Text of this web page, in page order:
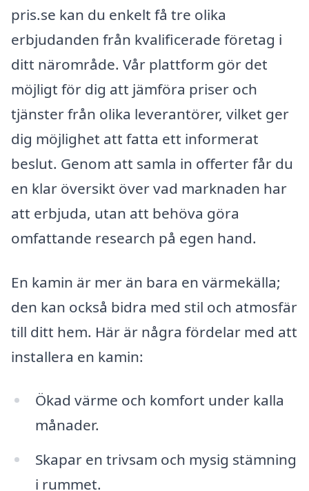
pris.se kan du enkelt få tre olika
erbjudanden från kvalificerade företag i
ditt närområde. Vår plattform gör det
möjligt för dig att jämföra priser och
tjänster från olika leverantörer, vilket ger
dig möjlighet att fatta ett informerat
beslut. Genom att samla in offerter får du
en klar översikt över vad marknaden har
att erbjuda, utan att behöva göra
omfattande research på egen hand.
En kamin är mer än bara en värmekälla;
den kan också bidra med stil och atmosfär
till ditt hem. Här är några fördelar med att
installera en kamin:
Ökad värme och komfort under kalla
månader.
Skapar en trivsam och mysig stämning
i rummet.